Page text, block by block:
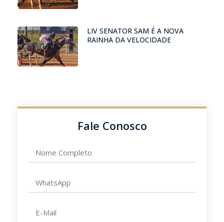
LIV SENATOR SAM É A NOVA
RAINHA DA VELOCIDADE
Fale Conosco
completo
mail